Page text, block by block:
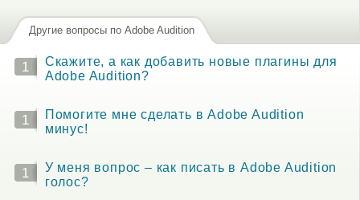
Другие вопросы по Adobe Audition
1
Скажите, а как добавить новые плагины для
Adobe Audition?
1
Помогите мне сделать в Adobe Audition
минус!
1
У меня вопрос – как писать в Adobe Audition
голос?